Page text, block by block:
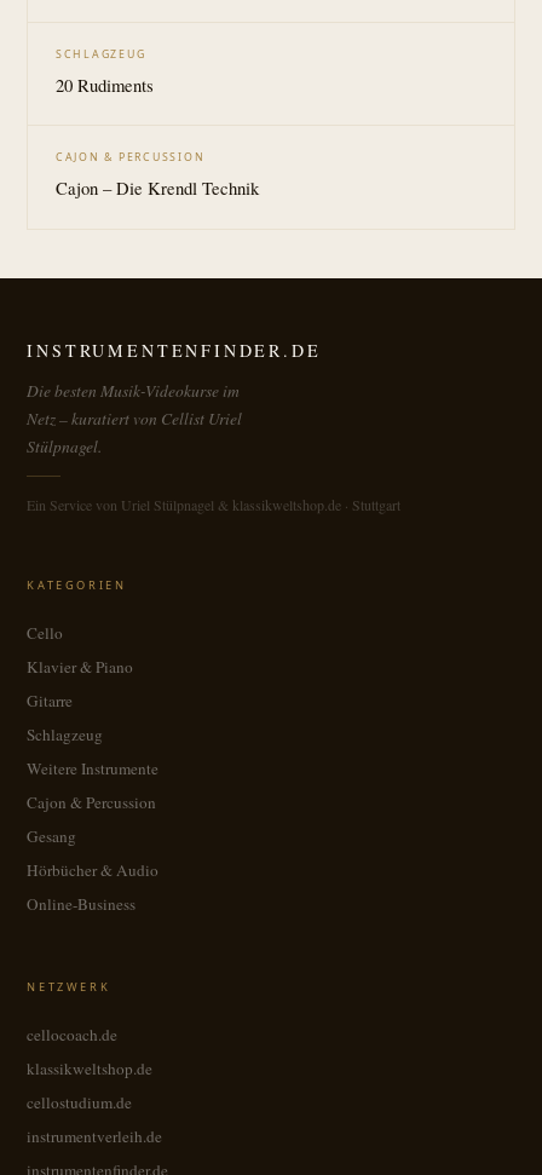
SCHLAGZEUG
20 Rudiments
CAJON & PERCUSSION
Cajon – Die Krendl Technik
INSTRUMENTENFINDER.DE
Die besten Musik-Videokurse im
Netz – kuratiert von Cellist Uriel
Stülpnagel.
Ein Service von Uriel Stülpnagel & klassikweltshop.de · Stuttgart
KATEGORIEN
Cello
Klavier & Piano
Gitarre
Schlagzeug
Weitere Instrumente
Cajon & Percussion
Gesang
Hörbücher & Audio
Online-Business
NETZWERK
cellocoach.de
klassikweltshop.de
cellostudium.de
instrumentverleih.de
instrumentenfinder.de